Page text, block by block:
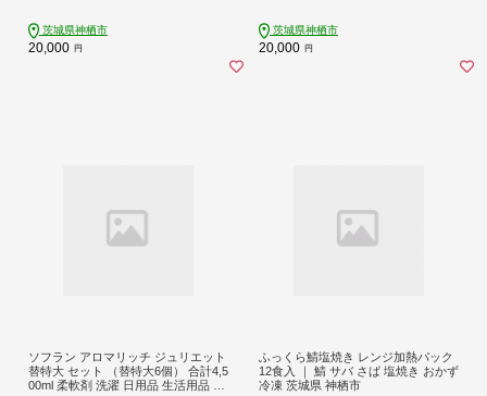
替 神栖市
茨城県神栖市
20,000 円
茨城県神栖市
20,000 円
ソフラン アロマリッチ ジュリエット
替特大 セット （替特大6個） 合計4,5
00ml 柔軟剤 洗濯 日用品 生活用品 ラ
ふっくら鯖塩焼き レンジ加熱パック
12食入 ｜ 鯖 サバ さば 塩焼き おかず
冷凍 茨城県 神栖市